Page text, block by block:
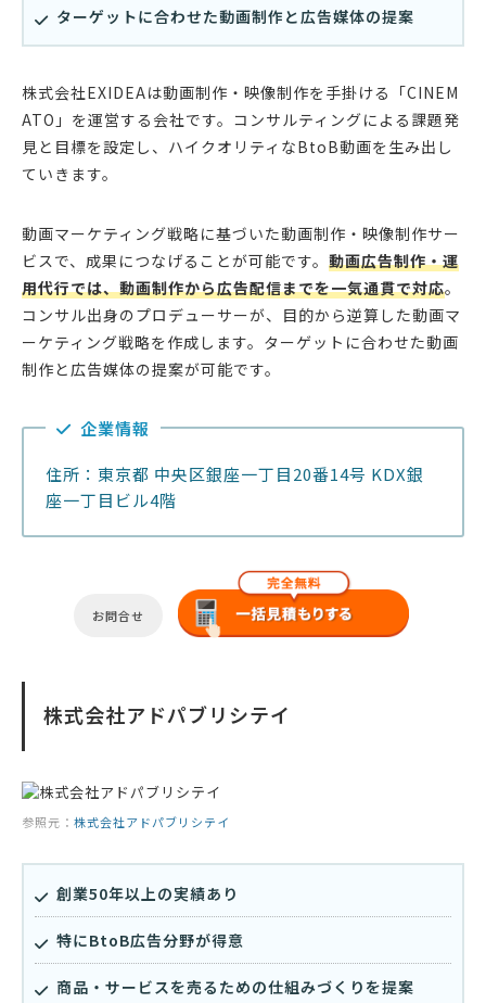
ターゲットに合わせた動画制作と広告媒体の提案
株式会社EXIDEAは動画制作・映像制作を手掛ける「CINEM
ATO」を運営する会社です。コンサルティングによる課題発
見と目標を設定し、ハイクオリティなBtoB動画を生み出し
ていきます。
動画マーケティング戦略に基づいた動画制作・映像制作サー
ビスで、成果につなげることが可能です。 動画広告制作・運
用代行では、動画制作から広告配信までを一気通貫で対応。
コンサル出身のプロデューサーが、目的から逆算した動画マ
ーケティング戦略を作成します。ターゲットに合わせた動画
制作と広告媒体の提案が可能です。
企業情報
住所：東京都 中央区銀座一丁目20番14号 KDX銀
座一丁目ビル4階
お問合せ
株式会社アドパブリシテイ
参照元： 株式会社アドパブリシテイ
創業50年以上の実績あり
特にBtoB広告分野が得意
商品・サービスを売るための仕組みづくりを提案